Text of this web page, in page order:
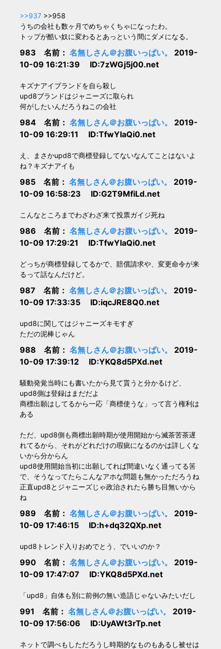
>>937 >>958
うちの会社も数ヶ月でめちゃくちゃになったわ。
トップが酷い奴に変わるとあっという間にダメになる。
983 名前： 名無しさん＠お腹いっぱい。 2019-
10-09 16:21:39 ID:7zWGj5j00.net
キズナアイブランドを自ら殺し
upd8ブランドはジャニーズに取られ
何がしたいんだろうねこの会社
984 名前： 名無しさん＠お腹いっぱい。 2019-
10-09 16:29:11 ID:TfwYIaQi0.net
え、まさかupd8で商標登録してないなんてことはないよ
ね？キズナアイも
985 名前： 名無しさん＠お腹いっぱい。 2019-
10-09 16:58:23 ID:G2T9MfiLd.net
こんなところまでわざわざ来て投票ガイジ死ね
986 名前： 名無しさん＠お腹いっぱい。 2019-
10-09 17:29:21 ID:TfwYIaQi0.net
どっちが商標登録してるかで、賠償請求や、変更命令が来
るって話なんだけど。
987 名前： 名無しさん＠お腹いっぱい。 2019-
10-09 17:33:35 ID:iqcJRE8Q0.net
upd8に関してはジャニーズキモすぎ
ただの泥棒じゃん
988 名前： 名無しさん＠お腹いっぱい。 2019-
10-09 17:39:12 ID:YKQ8d5PXd.net
騒動発覚当時にも書いたから見て貰うと分かるけど、
upd8側は登録はまだだよ
商標出願はしてるから一応「商標使うな」って言う権利は
ある
ただ、upd8側も商標出願時期が使用開始から滅茶苦茶遅
れてるから、それがどれだけの瑕疵になるのかは詳しくな
いから分からん
upd8使用開始当初に出願してれば間違いなく通ってる筈
で、そうなってたらこんなアホな問題も無かっただろうね
正直upd8とジャニーズじゃ政治されたら勝ち目無いから
ね
989 名前： 名無しさん＠お腹いっぱい。 2019-
10-09 17:46:15 ID:h+dq32QXp.net
upd8トレンド入りおめでとう、でいいのか？
990 名前： 名無しさん＠お腹いっぱい。 2019-
10-09 17:47:07 ID:YKQ8d5PXd.net
「upd8」自体も別に前例の無い造語じゃないみたいだし
991 名前： 名無しさん＠お腹いっぱい。 2019-
10-09 17:56:06 ID:UyAWt3rTp.net
ネットで調べもしただろうし時期的なものもあるし被せは